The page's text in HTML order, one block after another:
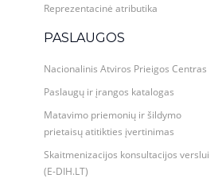
Reprezentacinė atributika
PASLAUGOS
Nacionalinis Atviros Prieigos Centras
Paslaugų ir įrangos katalogas
Matavimo priemonių ir šildymo
prietaisų atitikties įvertinimas
Skaitmenizacijos konsultacijos verslui
(E-DIH.LT)